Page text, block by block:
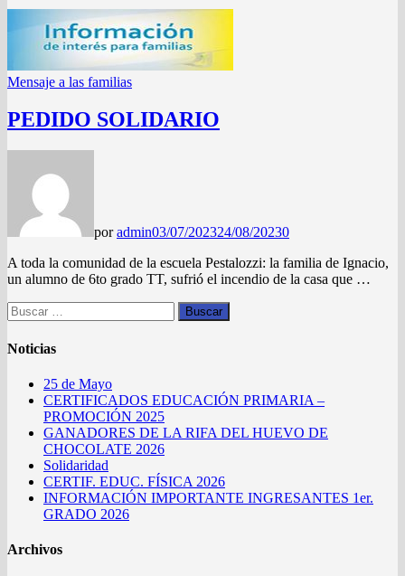
Mensaje a las familias
PEDIDO SOLIDARIO
poradmin03/07/202324/08/20230
A toda la comunidad de la escuela Pestalozzi: la familia de Ignacio,
un alumno de 6to grado TT, sufrió el incendio de la casa que …
Buscar:
Noticias
25 de Mayo
CERTIFICADOS EDUCACIÓN PRIMARIA –
PROMOCIÓN 2025
GANADORES DE LA RIFA DEL HUEVO DE
CHOCOLATE 2026
Solidaridad
CERTIF. EDUC. FÍSICA 2026
INFORMACIÓN IMPORTANTE INGRESANTES 1er.
GRADO 2026
Archivos